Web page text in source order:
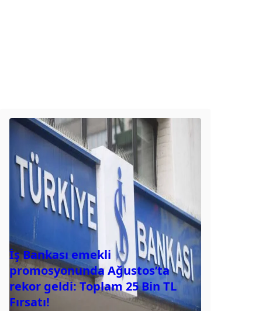
İş Bankası emekli
promosyonunda Ağustos’ta
rekor geldi: Toplam 25 Bin TL
Fırsatı!